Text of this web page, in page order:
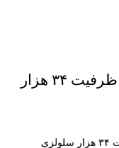
۳۴ هزار